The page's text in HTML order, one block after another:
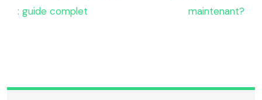
: guide complet
maintenant?